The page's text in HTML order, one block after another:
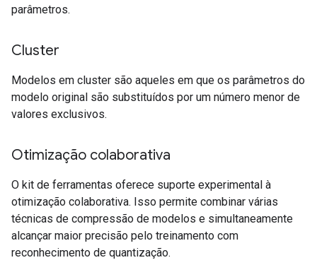
parâmetros.
Cluster
Modelos em cluster são aqueles em que os parâmetros do
modelo original são substituídos por um número menor de
valores exclusivos.
Otimização colaborativa
O kit de ferramentas oferece suporte experimental à
otimização colaborativa. Isso permite combinar várias
técnicas de compressão de modelos e simultaneamente
alcançar maior precisão pelo treinamento com
reconhecimento de quantização.